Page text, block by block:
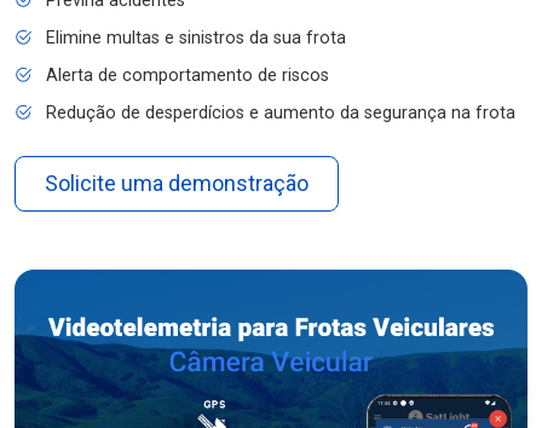
Elimine multas e sinistros da sua frota
Alerta de comportamento de riscos
Redução de desperdícios e aumento da segurança na frota
Solicite uma demonstração